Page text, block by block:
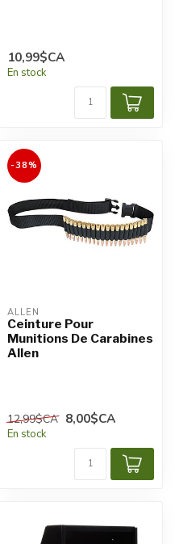
10,99$CA
En stock
-38%
ALLEN
Ceinture Pour
Munitions De Carabines
Allen
12,99$CA 8,00$CA
En stock